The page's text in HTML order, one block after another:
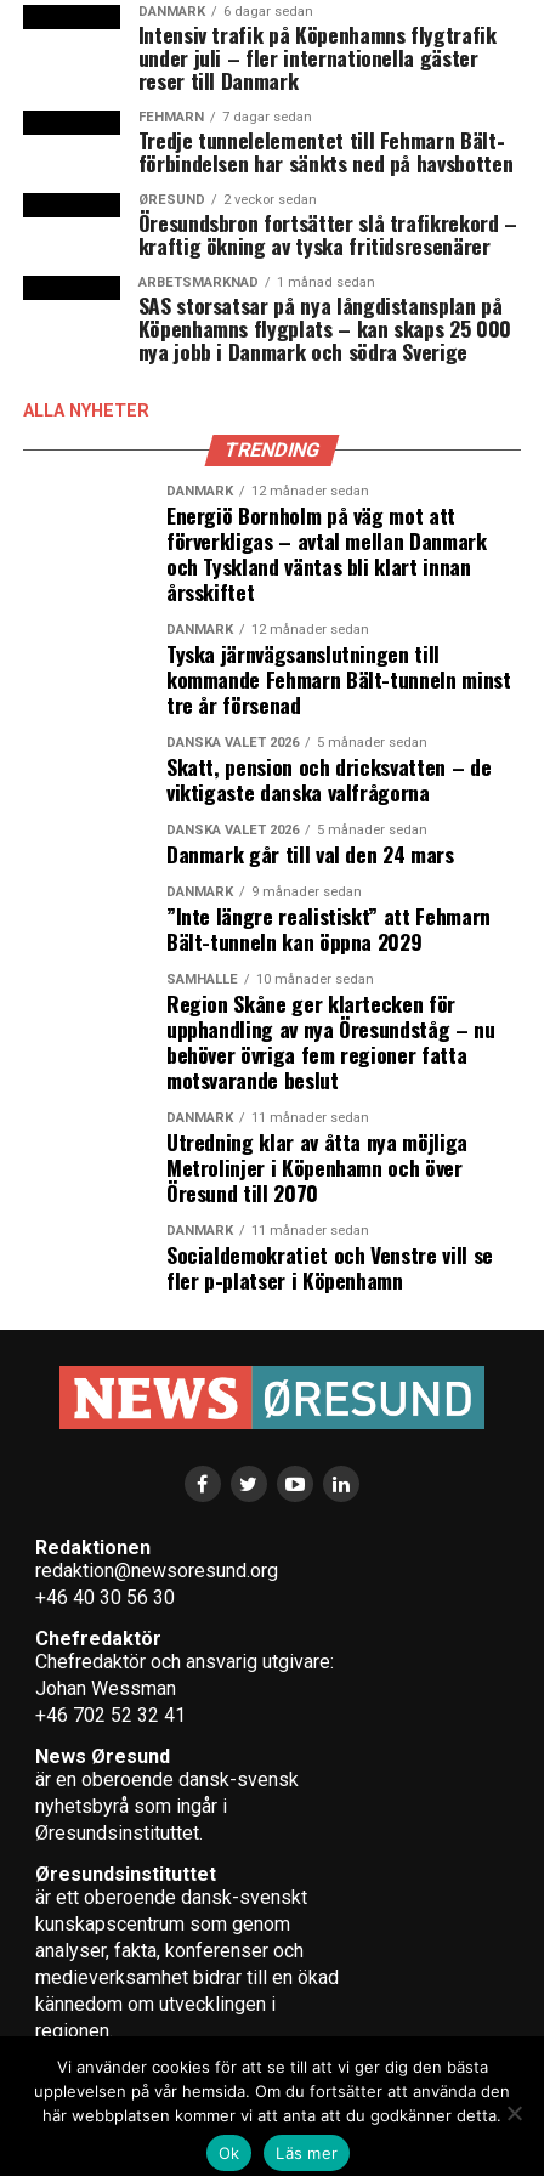
från Själland och öarna till Skåne jämfört med samm
period förra året. I antal flyttade 1 026 personer från
Danmark till Sverige under årets tredje kvartal, av dem
flyttade 339 personer från Själland och öarna till Skåne.
Hur stor andel danskarna utgör av flyttströmmen syns
inte i kvartalsstatistiken, men det kommer att vara
synligt när statistiken för helåret 2017 offentliggörs.
Under 2016 utgjorde de danska medborgarna 57
procent av alla som flyttade från Skåne till den östliga
delen av Danmark och 63 procent av de som flyttade i
motsatt riktning.
restiden med tåg över Öresund längre och det gick färre
tåg under rusningstid än tidigare. Det fick många som
pendlade till Danmark att ge upp och antingen flytta
till Danmark eller söka nytt jobb på den svenska sidan
Öresund. Id-kontrollerna upphörde i maj månad och
även om gränskontrollen består normalierades restiden
med tåg från september månad. Då sattes det in fler tåg
under rusningstid, medan tiominutersdriften infördes
från och med den 11 december. En förklaring till att det
är färre som har flyttat från Skåne till den östliga delen
av Danmark under det tredje kvartalet kan möjligen
finnas i denna förbättring av tågtrafiken över Öresund.
Dessutom har bostadspriserna i Köpenhamnsområdet
återigen nått rekordnivåer och genomsnittspriset är nu
långt över nivån innan finanskrisen.
(News Øresund – Britt Andresen)
Dansk överenskommelse om att Skånetrafiken tar över
det operativa ansvaret för tågtrafiken Malmö –
Notering på Nasdaq First North gjordes för första
DANMARK 6 dagar sedan
Intensiv trafik på Köpenhamns flygtrafik
under juli – fler internationella gäster
reser till Danmark
FEHMARN 7 dagar sedan
Tredje tunnelelementet till Fehmarn Bält-
förbindelsen har sänkts ned på havsbotten
ØRESUND 2 veckor sedan
Öresundsbron fortsätter slå trafikrekord –
kraftig ökning av tyska fritidsresenärer
ARBETSMARKNAD 1 månad sedan
SAS storsatsar på nya långdistansplan på
Köpenhamns flygplats – kan skaps 25 000
nya jobb i Danmark och södra Sverige
ALLA NYHETER
TRENDING
DANMARK 12 månader sedan
Energiö Bornholm på väg mot att
förverkligas – avtal mellan Danmark
och Tyskland väntas bli klart innan
årsskiftet
DANMARK 12 månader sedan
Tyska järnvägsanslutningen till
kommande Fehmarn Bält-tunneln minst
tre år försenad
DANSKA VALET 2026 5 månader sedan
Skatt, pension och dricksvatten – de
viktigaste danska valfrågorna
DANSKA VALET 2026 5 månader sedan
Danmark går till val den 24 mars
DANMARK 9 månader sedan
”Inte längre realistiskt” att Fehmarn
Bält-tunneln kan öppna 2029
SAMHÄLLE 10 månader sedan
Region Skåne ger klartecken för
upphandling av nya Öresundståg – nu
behöver övriga fem regioner fatta
motsvarande beslut
DANMARK 11 månader sedan
Utredning klar av åtta nya möjliga
Metrolinjer i Köpenhamn och över
Öresund till 2070
DANMARK 11 månader sedan
Socialdemokratiet och Venstre vill se
fler p-platser i Köpenhamn
Redaktionen
redaktion@newsoresund.org
+46 40 30 56 30
Chefredaktör
Chefredaktör och ansvarig utgivare:
Johan Wessman
+46 702 52 32 41
News Øresund
är en oberoende dansk-svensk
nyhets­byrå som ingår i
Øresundsinstituttet.
Øresundsinstituttet
är ett oberoende dansk-svenskt
kunskapscentrum som genom
analyser, fakta, konferenser och
medieverksamhet bidrar till en ökad
kännedom om utvecklingen i
regionen.
Copyright © 2017 Zox News Theme. Theme by MVP Themes, powered
by WordPress.
Vi använder cookies för att se till att vi ger dig den bästa
upplevelsen på vår hemsida. Om du fortsätter att använda den
här webbplatsen kommer vi att anta att du godkänner detta.
Ok
Läs mer